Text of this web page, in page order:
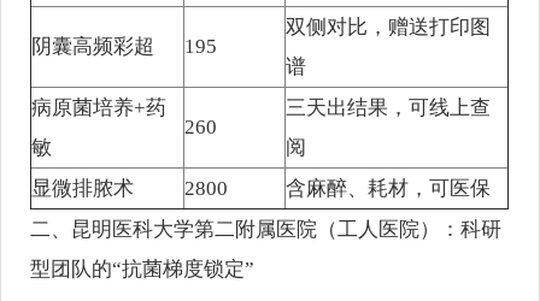
阴囊高频彩超 195
双侧对比，赠送打印图
谱
病原菌培养+药
敏
260
三天出结果，可线上查
阅
显微排脓术
2800
含麻醉、耗材，可医保
二、昆明医科大学第二附属医院（工人医院）：科研
型团队的“抗菌梯度锁定”